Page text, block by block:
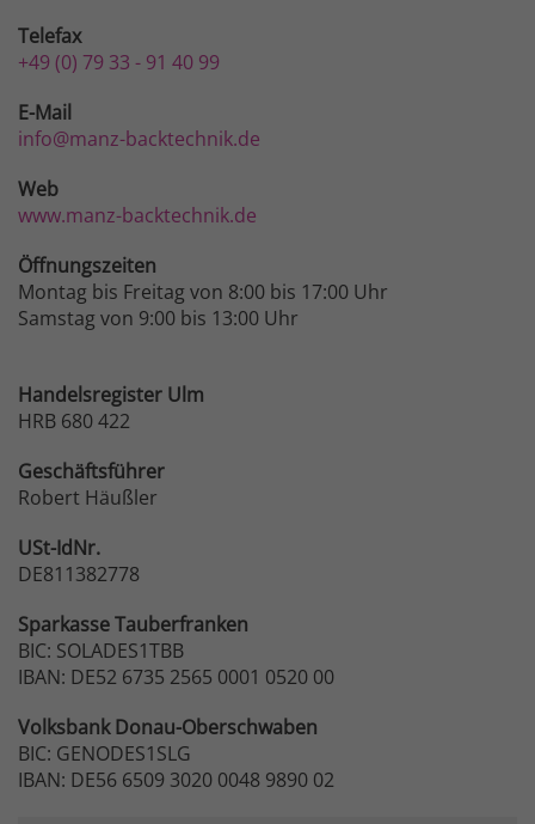
Telefax
+49 (0) 79 33 - 91 40 99
E-Mail
info@manz-backtechnik.de
Web
www.manz-backtechnik.de
Öffnungszeiten
Montag bis Freitag von 8:00 bis 17:00 Uhr
Samstag von 9:00 bis 13:00 Uhr
Handelsregister Ulm
HRB 680 422
Geschäftsführer
Robert Häußler
USt-IdNr.
DE811382778
SparkasseTauberfranken
BIC: SOLADES1TBB
IBAN: DE52 6735 2565 0001 0520 00
VolksbankDonau-Oberschwaben
BIC: GENODES1SLG
IBAN: DE56 6509 3020 0048 9890 02